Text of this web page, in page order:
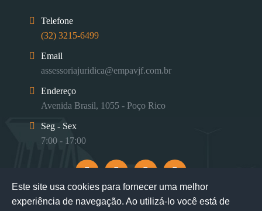
Telefone
(32) 3215-6499
Email
assessoriajuridica@empavjf.com.br
Endereço
Avenida Brasil, 1055 - Poço Rico
Seg - Sex
7:00 - 17:00
Este site usa cookies para fornecer uma melhor
experiência de navegação. Ao utilizá-lo você está de